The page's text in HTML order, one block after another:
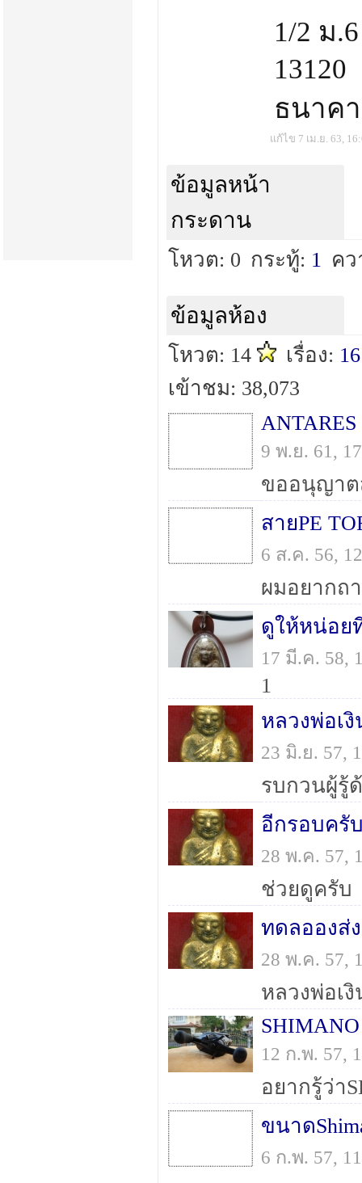
1/2 ม
13120
ธนาคา
แก้ไข 7 เม.ย. 63,
ข้อมูลหน้า
กระดาน
โหวต: 0 กระทู้: 1 ค
ข้อมูลห้อง
โหวต: 14 เรื่อง: 16
เข้าชม: 38,073
ANTARES
9 พ.ย. 61,
สายPE
6 ส.ค. 56,
ดูให้หน่อย
17 มี.ค. 58,
1
หลวงพ่อเงิ
23 มิ.ย. 57,
รบกวนผู้รู้
อีกรอบครั
28 พ.ค. 57,
ช่วยดูครับ
ทดลอองส่
28 พ.ค. 57,
หลวงพ่อเงิ
12 ก.พ. 57,
ขนาด
6 ก.พ. 57,